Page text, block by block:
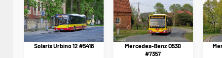
Solaris Urbino 12 #5418
Mercedes-Benz O530
#7357